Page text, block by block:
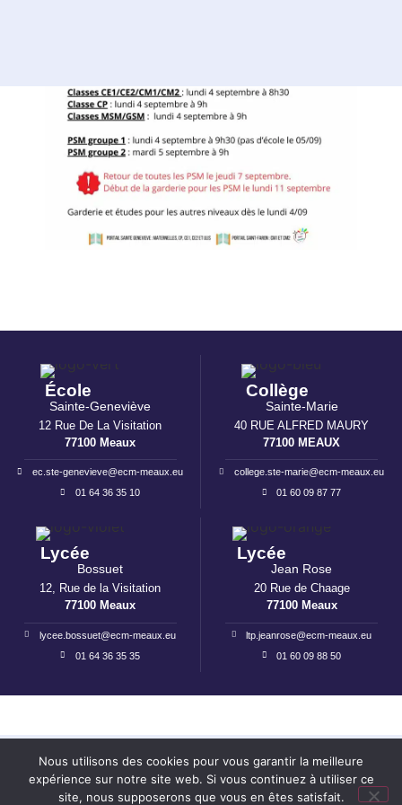
École
Sainte-Geneviève
12 Rue De La Visitation
77100 Meaux
ec.ste-genevieve@ecm-meaux.eu
01 64 36 35 10
Collège
Sainte-Marie
40 RUE ALFRED MAURY
77100 MEAUX
college.ste-marie@ecm-meaux.eu
01 60 09 87 77
Lycée
Bossuet
12, Rue de la Visitation
77100 Meaux
lycee.bossuet@ecm-meaux.eu
01 64 36 35 35
Lycée
Jean Rose
20 Rue de Chaage
77100 Meaux
ltp.jeanrose@ecm-meaux.eu
01 60 09 88 50
Mentions légales I Politique de confidentialité
Nous utilisons des cookies pour vous garantir la meilleure
expérience sur notre site web. Si vous continuez à utiliser ce
site, nous supposerons que vous en êtes satisfait.